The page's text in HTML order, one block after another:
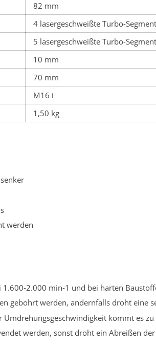
82 mm
4 lasergeschweißte Turbo-
5 lasergeschweißte Turbo-
10 mm
70 mm
M16 i
1,50 kg
werden
2.000 min-1 und bei harten
gebohrt werden, andernfalls droht eine
kommt es
werden, sonst droht ein Abreißen der